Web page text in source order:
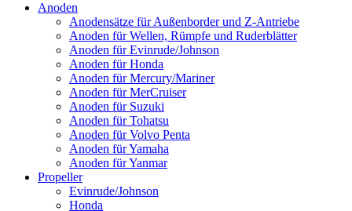
Anoden
Anodensätze für Außenborder und Z-Antriebe
Anoden für Wellen, Rümpfe und Ruderblätter
Anoden für Evinrude/Johnson
Anoden für Honda
Anoden für Mercury/Mariner
Anoden für MerCruiser
Anoden für Suzuki
Anoden für Tohatsu
Anoden für Volvo Penta
Anoden für Yamaha
Anoden für Yanmar
Propeller
Evinrude/Johnson
Honda